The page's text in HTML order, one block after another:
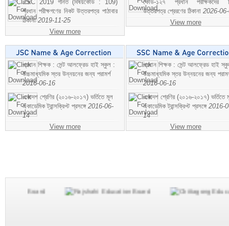
JSC 2019 গনিত (বিষয়কোড : 109)
প্রধান পরীক্ষগণের নিকট উত্তরপত্র পাঠাবার
ঠিকানা2019-11-25
View more
কোড-১২৭ প্রধান পরীক্ষকদের
উত্তরপত্র প্রেরণের ঠিকানা 2026-
View more
প্রধান শিক্ষক : সেন্ট আলফ্রেড হাই স্কুল :
উচ্চমাধ্যমিক স্তর উন্নয়নের জন্য পরামর্শ
2016-06-16
একাদশ শ্রেণির (২০১৬-২০১৭) ভর্তিতে মূল
একাডেমিক ট্রান্সক্রিপ্ট প্রসঙ্গে 2016-06-
14
View more
প্রধান শিক্ষক : সেন্ট আলফ্রেড হাই
উচ্চমাধ্যমিক স্তর উন্নয়নের জন্য
2016-06-16
একাদশ শ্রেণির (২০১৬-২০১৭) ভর্তিতে
একাডেমিক ট্রান্সক্রিপ্ট প্রসঙ্গে 2016-
14
View more